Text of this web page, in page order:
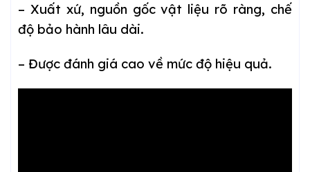
– Xuất xứ, nguồn gốc vật liệu rõ ràng, chế
độ bảo hành lâu dài.
– Được đánh giá cao về mức độ hiệu quả.